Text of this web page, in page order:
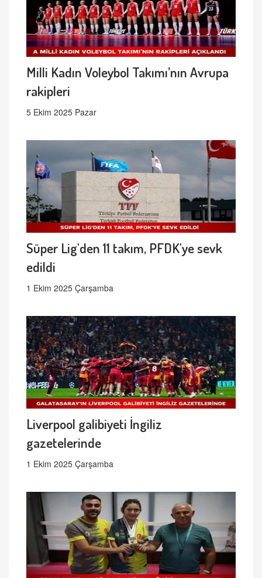
Milli Kadın Voleybol Takımı’nın Avrupa
rakipleri
5 Ekim 2025 Pazar
Süper Lig'den 11 takım, PFDK'ye sevk
edildi
1 Ekim 2025 Çarşamba
Liverpool galibiyeti İngiliz
gazetelerinde
1 Ekim 2025 Çarşamba